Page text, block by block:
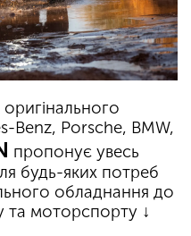
Benz, Porsche, BMW,
пропонує увесь
будь-яких потреб
обладнання до
та моторспорту ↓